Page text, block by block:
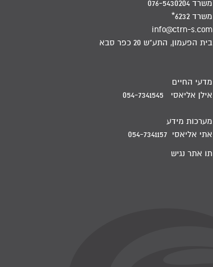
משרד 076-5430204
משרד 6232*
info@ctrn-s.com
בית הפעמון, התע"ש 20 כפר סבא
מדעי החיים
אילן אליאסי 054-7341545
מערכות מידע
אתי אליאסי 054-7341157
תו אתר נגיש